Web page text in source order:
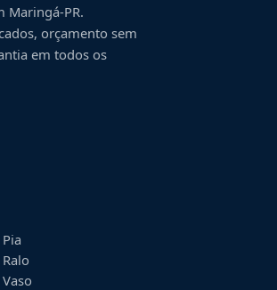
Maringá-PR.
orçamento sem
em todos os